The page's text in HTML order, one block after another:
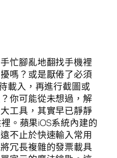
忙腳亂地翻找手機裡
嗎？或是厭倦了必須
載入，再進行截圖或
你可能從未想過，解
工具，其實早已靜靜
。蘋果iOS系統內建的
不止於快速輸入常用
冗長複雜的發票載具